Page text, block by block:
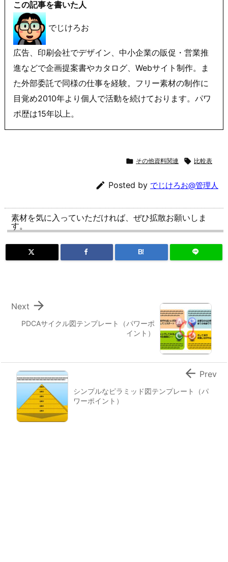
この記事を書いた人
でじけろお
広告、印刷会社でデザイン、中小企業の販促・営業推
進などで企画提案書やカタログ、Webサイト制作。ま
た外部委託で同様の仕事を経験。フリー素材の制作に
目覚め2010年より個人で活動を続けております。パワ
ポ歴は15年以上。
 その他資料関連  比較表
 Posted by でじけろお@管理人
素材を気に入っていただければ、ぜひ拡散お願いしま
す。
B!
PDCAサイクル図テンプレート（パワーポ
イント）

Next
シンプルなピラミッド図テンプレート（パ
ワーポイント）
 Prev